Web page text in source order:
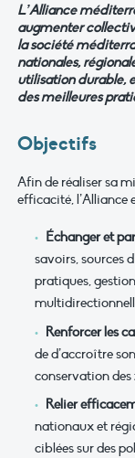
L’Alliance
augmenter
la société
nationales,
utilisation durable,
des meilleures
Objectifs
Afin de réaliser sa
efficacité, l’Alliance
Échanger et
savoirs, sources
pratiques,
Renforcer les
de d’accroître
conservation des
Relier
nationaux et
ciblées sur des